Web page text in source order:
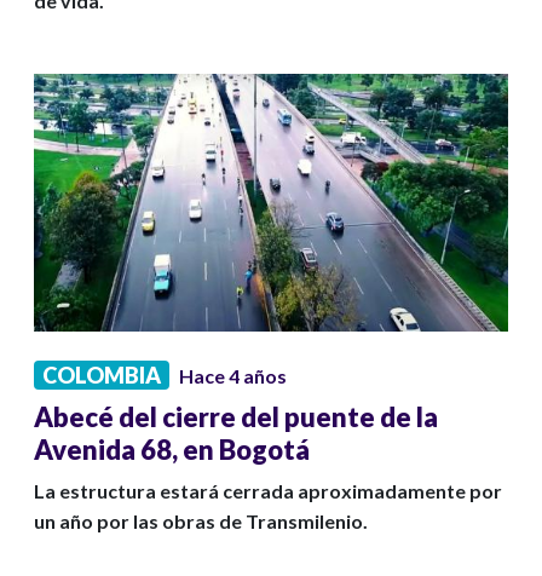
COLOMBIA Hace 4 años
Abecé del cierre del puente de la
Avenida 68, en Bogotá
La estructura estará cerrada aproximadamente por
un año por las obras de Transmilenio.